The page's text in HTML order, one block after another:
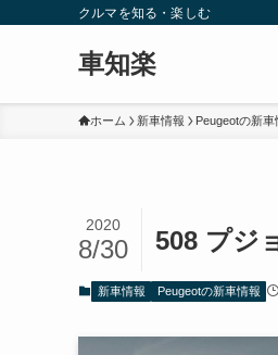
クルマを知る・楽しむ
車知楽
ホーム 新車情報 Peugeotの新車
508 プジ
2020
8/30
新車情報 Peugeotの新車情報